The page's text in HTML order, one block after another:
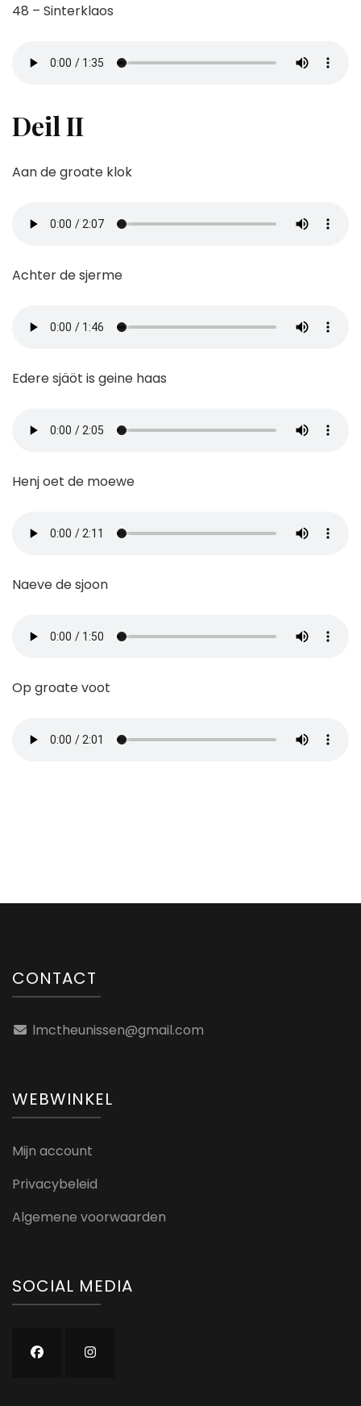
48 – Sinterklaos
Deil II
Aan de groate klok
Achter de sjerme
Edere sjäöt is geine haas
Henj oet de moewe
Naeve de sjoon
Op groate voot
CONTACT
lmctheunissen@gmail.com
WEBWINKEL
Mijn account
Privacybeleid
Algemene voorwaarden
SOCIAL MEDIA